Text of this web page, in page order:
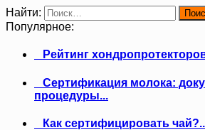
Найти:
Популярное:
Рейтинг
Сертификация молока:
процедуры...
Как сертифицировать